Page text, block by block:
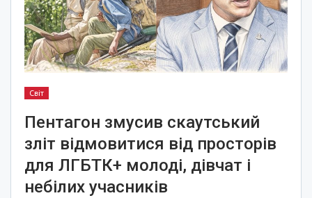
Світ
Пентагон змусив скаутський
зліт відмовитися від просторів
для ЛГБТК+ молоді, дівчат і
небілих учасників